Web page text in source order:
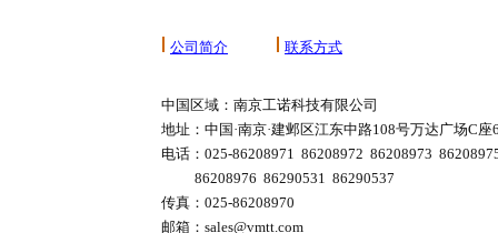
公司简介 联系方式
中国区域：南京工诺科技有限公司
地址：中国·南京·建邺区江东中路108号万达广场C座
电话：025-86208971 86208972 86208973
86208976 86290531 86290537
传真：025-86208970
邮箱：sales@vmtt.com